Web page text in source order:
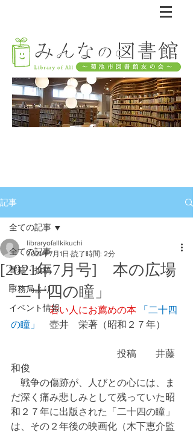
記事
全ての記事
寄稿・投稿
事務局より
イベント情報
全ての記事
[2021年7月号] 本の広場
「二十四の瞳」
libraryofallkikuchi
2021年7月1日 読了時間: 2分
若い人にお薦めの本
「二十四
の瞳」 壺井　栄著（昭和２７年）
投稿　　井藤
和俊
戦争の傷跡が、人びとの心には、ま
だ深く痛み悲しみとして残っていた昭
和２７年に出版された「二十四の瞳」
は、その２年後の映画化（木下恵介監